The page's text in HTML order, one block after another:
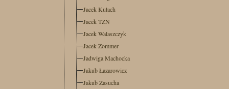
Jacek Kułach
Jacek TZN
Jacek Walaszczyk
Jacek Zommer
Jadwiga Machocka
Jakub Łazarowicz
Jakub Zasucha